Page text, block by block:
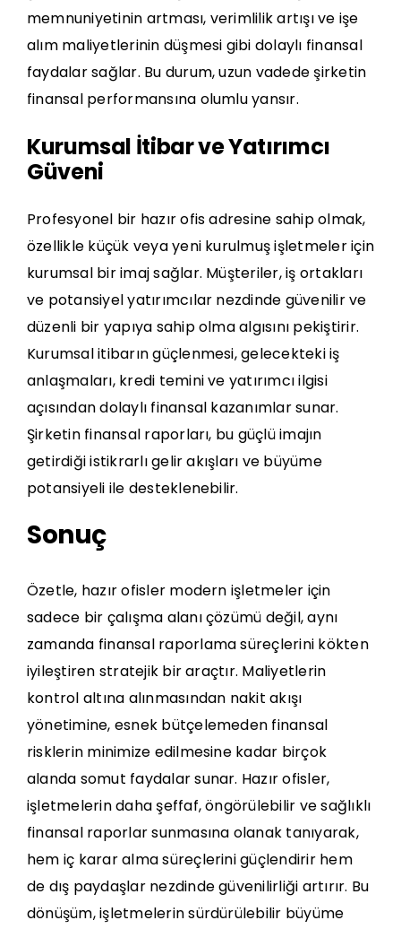
memnuniyetinin artması, verimlilik artışı ve işe
alım maliyetlerinin düşmesi gibi dolaylı finansal
faydalar sağlar. Bu durum, uzun vadede şirketin
finansal performansına olumlu yansır.
Kurumsal İtibar ve Yatırımcı
Güveni
Profesyonel bir hazır ofis adresine sahip olmak,
özellikle küçük veya yeni kurulmuş işletmeler için
kurumsal bir imaj sağlar. Müşteriler, iş ortakları
ve potansiyel yatırımcılar nezdinde güvenilir ve
düzenli bir yapıya sahip olma algısını pekiştirir.
Kurumsal itibarın güçlenmesi, gelecekteki iş
anlaşmaları, kredi temini ve yatırımcı ilgisi
açısından dolaylı finansal kazanımlar sunar.
Şirketin finansal raporları, bu güçlü imajın
getirdiği istikrarlı gelir akışları ve büyüme
potansiyeli ile desteklenebilir.
Sonuç
Özetle, hazır ofisler modern işletmeler için
sadece bir çalışma alanı çözümü değil, aynı
zamanda finansal raporlama süreçlerini kökten
iyileştiren stratejik bir araçtır. Maliyetlerin
kontrol altına alınmasından nakit akışı
yönetimine, esnek bütçelemeden finansal
risklerin minimize edilmesine kadar birçok
alanda somut faydalar sunar. Hazır ofisler,
işletmelerin daha şeffaf, öngörülebilir ve sağlıklı
finansal raporlar sunmasına olanak tanıyarak,
hem iç karar alma süreçlerini güçlendirir hem
de dış paydaşlar nezdinde güvenilirliği artırır. Bu
dönüşüm, işletmelerin sürdürülebilir büyüme